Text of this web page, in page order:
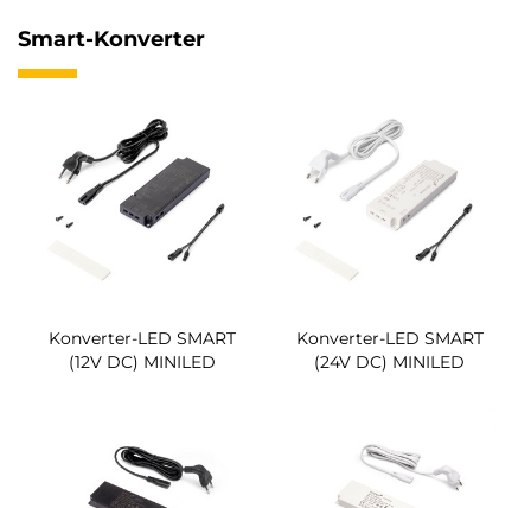
Smart-Konverter
Konverter-LED SMART
(12V DC) MINILED
Konverter-LED SMART
(24V DC) MINILED